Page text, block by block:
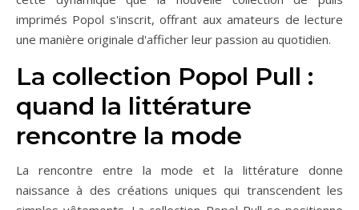
imprimés Popol s'inscrit, offrant aux amateurs de lecture
une manière originale d'afficher leur passion au quotidien.
La collection Popol Pull :
quand la littérature
rencontre la mode
La rencontre entre la mode et la littérature donne
naissance à des créations uniques qui transcendent les